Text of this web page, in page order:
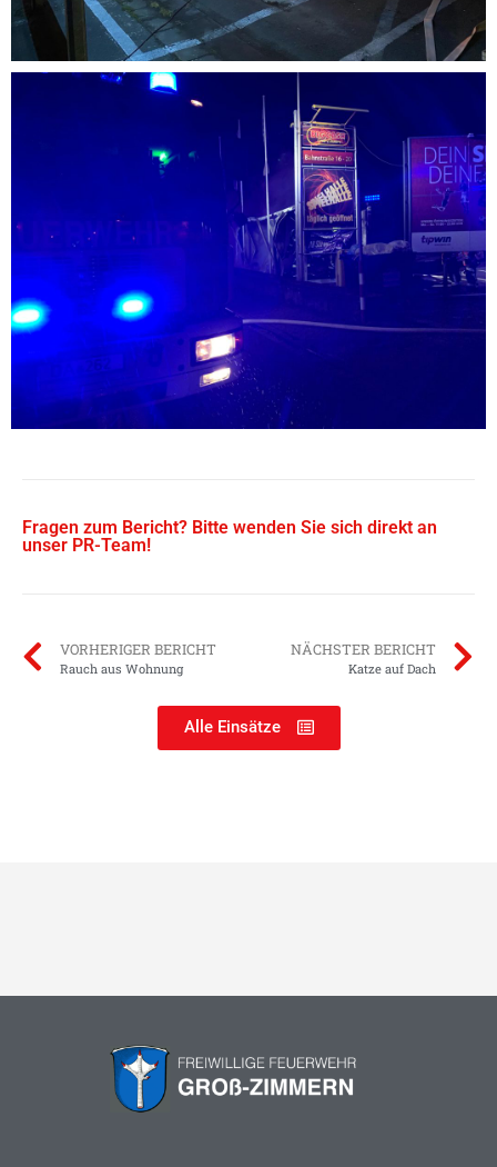
Fragen zum Bericht? Bitte wenden Sie sich direkt an
unser PR-Team!
VORHERIGER BERICHT
Rauch aus Wohnung
NÄCHSTER BERICHT
Katze auf Dach
Alle Einsätze